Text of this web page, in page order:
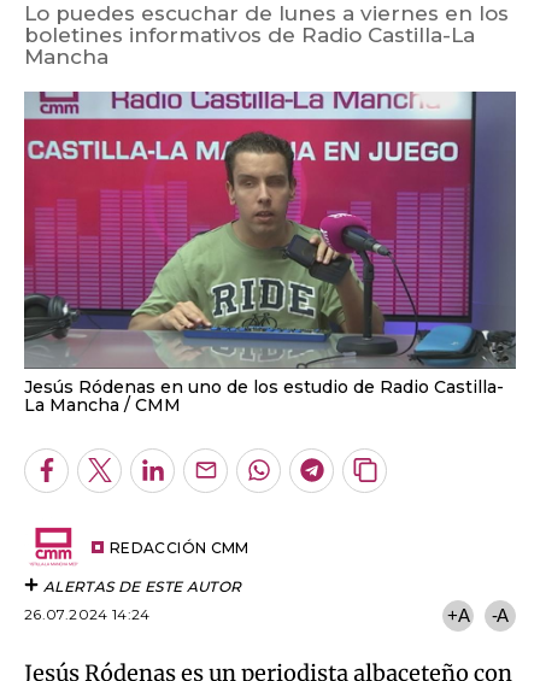
Lo puedes escuchar de lunes a viernes en los
boletines informativos de Radio Castilla-La
Mancha
Jesús Ródenas en uno de los estudio de Radio Castilla-
La Mancha
CMM
Facebook
TwitterLinkedInEnviarWhatsapp
Telegram
Copiar
REDACCIÓN CMM
ALERTAS DE ESTE AUTOR
26.07.2024 14:24
+A -A
Jesús Ródenas es un periodista albaceteño con